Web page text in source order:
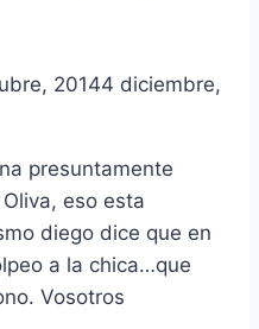
20144 diciembre,
presuntamente
eso esta
diego dice que en
a la chica…que
Vosotros